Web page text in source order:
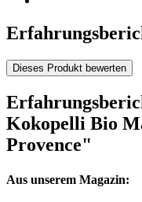
Dieses Produkt bewerten
Kokopelli Bio
Provence"
Aus unserem Magazin: